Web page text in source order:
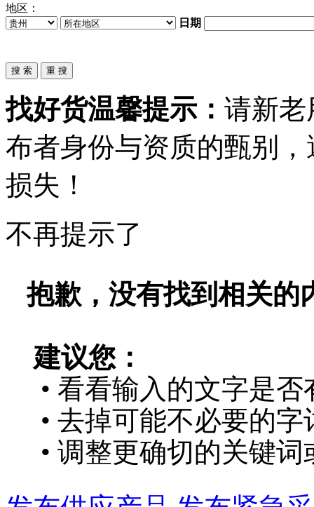
地区：
日期
找好货温馨提示： 请新老
布者身份与资质的甄别
损失！
不再提示了
抱歉，没有找到相关的
建议您：
• 看看输入的文字是否
• 去掉可能不必要的字
• 调整更确切的关键